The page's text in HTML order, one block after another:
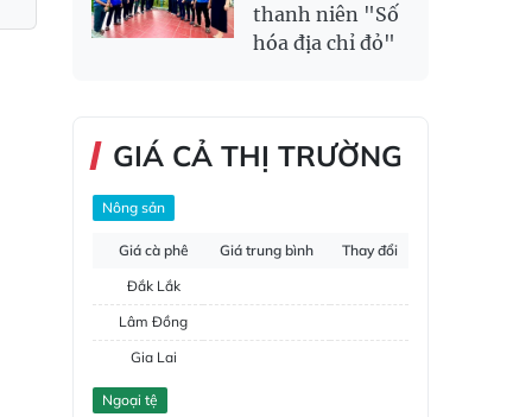
thanh niên "Số
hóa địa chỉ đỏ"
GIÁ CẢ THỊ TRƯỜNG
Nông sản
Giá cà phê Giá trung bình
Thay đổi
Đắk Lắk
Lâm Đồng
Gia Lai
Đắk Nông
Ngoại tệ